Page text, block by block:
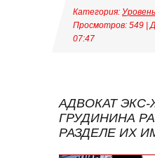
Категория:
Просмотров: 549 |
07:47
АДВОКАТ
ГРУДИНИНА
РАЗДЕЛЕ ИХ